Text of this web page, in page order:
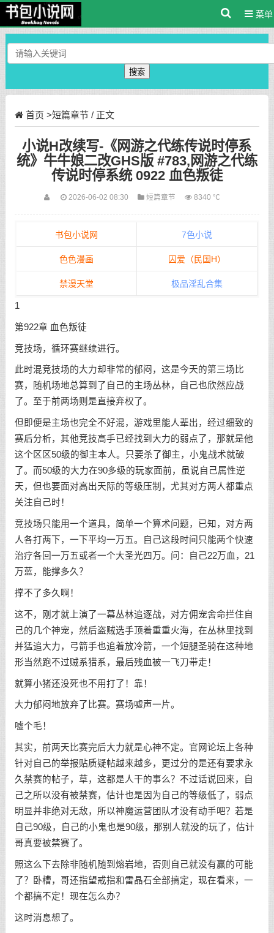
菜单
搜索
首页 >短篇章节/ 正文
小说H改续写-《网游之代练传说时停系
统》牛牛娘二改GHS版 #783,网游之代练
传说时停系统 0922 血色叛徒
2026-06-02 08:30 短篇章节 8340 ℃
书包小说网 7色小说
色色漫画 囚爱（民国H）
禁漫天堂 极品淫乱合集
1
第922章 血色叛徒
竞技场，循环赛继续进行。
此时混竞技场的大力却非常的郁闷，这是今天的第三场比
赛，随机场地总算到了自己的主场丛林，自己也欣然应战
了。至于前两场则是直接弃权了。
但即便是主场也完全不好混，游戏里能人辈出，经过细致的
赛后分析，其他竞技高手已经找到大力的弱点了，那就是他
这个区区50级的御主本人。只要杀了御主，小鬼战术就破
了。而50级的大力在90多级的玩家面前，虽说自己属性逆
天，但也要面对高出天际的等级压制，尤其对方两人都重点
关注自己时！
竞技场只能用一个道具，简单一个算术问题，已知，对方两
人各打两下，一下平均一万五。自己这段时间只能两个快速
治疗各回一万五或者一个大圣光四万。问：自己22万血，21
万蓝，能撑多久？
撑不了多久啊！
这不，刚才就上演了一幕丛林追逐战，对方佣宠舍命拦住自
己的几个神宠，然后盗贼选手顶着重重火海，在丛林里找到
并猛追大力，弓箭手也追着放冷箭，一个短腿圣骑在这种地
形当然跑不过贼系猎系，最后残血被一飞刀带走！
就算小猪还没死也不用打了！靠！
大力郁闷地放弃了比赛。赛场嘘声一片。
嘘个毛！
其实，前两天比赛完后大力就是心神不定。官网论坛上各种
针对自己的举报贴质疑帖越来越多，更过分的是还有要求永
久禁赛的帖子，草，这都是人干的事么？不过话说回来，自
己之所以没有被禁赛，估计也是因为自己的等级低了，弱点
明显并非绝对无敌，所以神魔运营团队才没有动手吧？若是
自己90级，自己的小鬼也是90级，那别人就没的玩了，估计
哥真要被禁赛了。
照这么下去除非随机随到熔岩地，否则自己就没有赢的可能
了？卧槽，哥还指望戒指和雷晶石全部搞定，现在看来，一
个都搞不定！现在怎么办？
这时消息想了。